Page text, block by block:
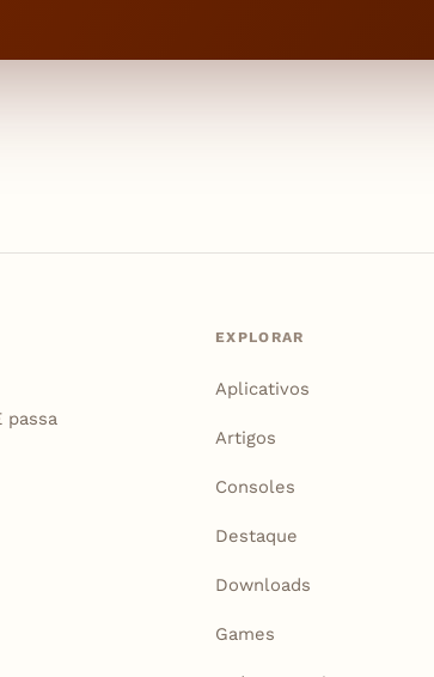
passa
EXPLORAR
Aplicativos
Artigos
Consoles
Destaque
Downloads
Games